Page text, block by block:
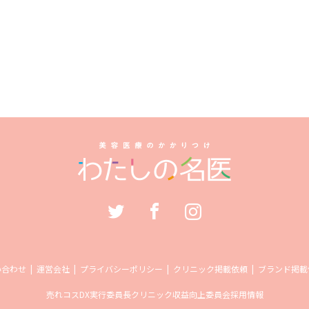
わせ 運営会社 プライバシーポリシー クリニック掲載依頼 ブランド掲
売れコスDX実行委員長クリニック収益向上委員会採用情報